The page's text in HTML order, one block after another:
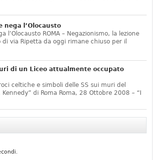
nega l’Olocausto
l’Olocausto ROMA – Negazionismo, la lezione
via Ripetta da oggi rimane chiuso per il
di un Liceo attualmente occupato
celtiche e simboli delle SS sui muri del
Kennedy” di Roma Roma, 28 Ottobre 2008 – “I